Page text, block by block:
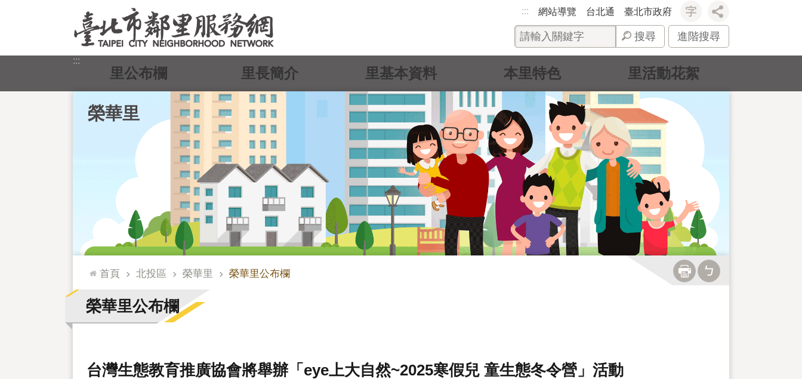
::: 網站導覽 台北通 臺北市政府
搜尋 進階搜尋
:::
榮華里
里公布欄 里長簡介 里基本資料 本里特色 里活動花絮
::: 首頁 北投區 榮華里 榮華里公布欄
榮華里公布欄
台灣生態教育推廣協會將舉辦「eye上大自然~2025寒假兒 童生態冬令營」活動